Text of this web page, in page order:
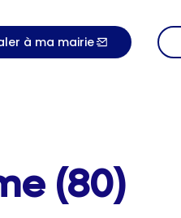
à ma mairie
(80)